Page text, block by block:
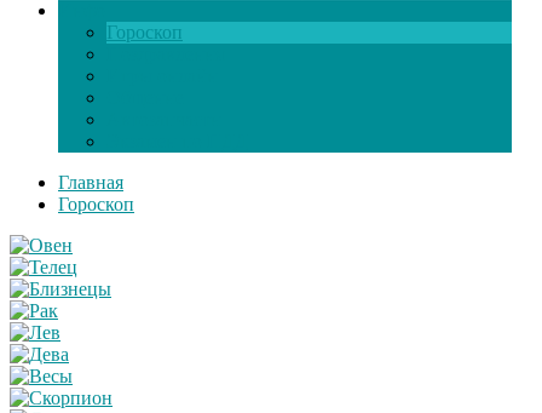
Гороскоп
Главная
Гороскоп